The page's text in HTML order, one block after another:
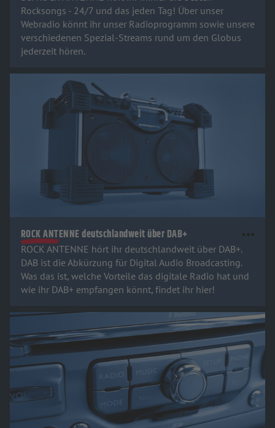
Rocksongs - 24/7 und das jeden Tag! Über unser
Webradio könnt ihr unser Radioprogramm sowie unsere
verschiedenen Spezial-Streams rund um den Globus
jederzeit hören.
ROCK ANTENNE deutschlandweit über DAB+
ROCK ANTENNE hört ihr deutschlandweit über DAB+.
DAB ist die Abkürzung für Digital Audio Broadcasting.
Was das ist, welche Vorteile das digitale Radio hat und
wie ihr DAB+ empfangen könnt, findet ihr hier!